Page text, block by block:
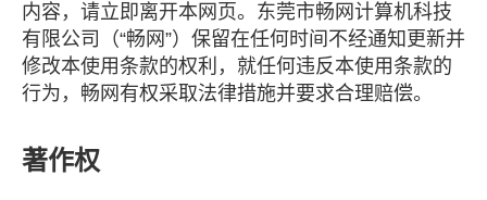
内容，请立即离开本网页。东莞市畅网计算机科技
有限公司（“畅网”）保留在任何时间不经通知更新并
修改本使用条款的权利，就任何违反本使用条款的
行为，畅网有权采取法律措施并要求合理赔偿。
著作权